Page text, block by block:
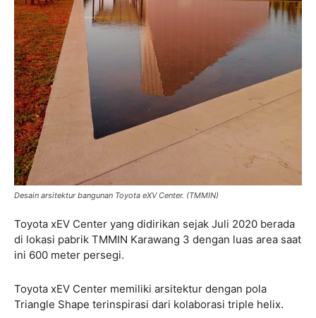
Desain arsitektur bangunan Toyota eXV Center. (TMMIN)
Toyota xEV Center yang didirikan sejak Juli 2020 berada
di lokasi pabrik TMMIN Karawang 3 dengan luas area saat
ini 600 meter persegi.
Toyota xEV Center memiliki arsitektur dengan pola
Triangle Shape terinspirasi dari kolaborasi triple helix.